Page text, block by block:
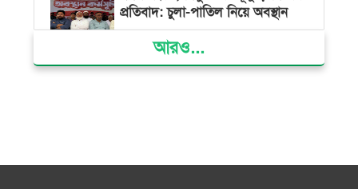
প্রতিবাদ: চুলা-পাতিল নিয়ে অবস্থান
ক্ষমতার কেন্দ্র গণভবন থেকে রক্তাক্ত
আরও...